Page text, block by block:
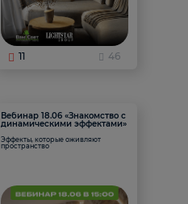
11 46
Вебинар 18.06 «Знакомство с
динамическими эффектами»
Эффекты, которые оживляют
пространство